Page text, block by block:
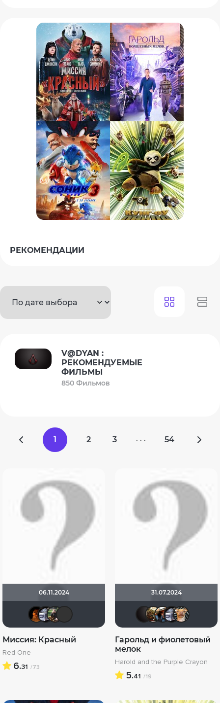
РЕКОМЕНДАЦИИ
V@DYAN :
РЕКОМЕНДУЕМЫЕ
ФИЛЬМЫ
850 Фильмов
1 2 3 · · · 54
06.11.2024
Олег Владимирович
Demon-Style
Миссия: Красный
Red One
6.31 /73
31.07.2024
V@dyan
Гарольд и фиолетовый
мелок
Harold and the Purple Crayon
5.41 /19